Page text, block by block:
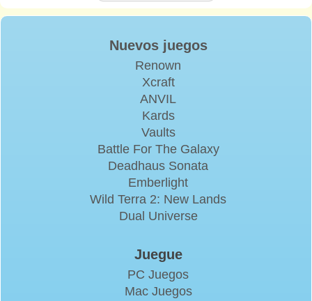
Nuevos juegos
Renown
Xcraft
ANVIL
Kards
Vaults
Battle For The Galaxy
Deadhaus Sonata
Emberlight
Wild Terra 2: New Lands
Dual Universe
Juegue
PC Juegos
Mac Juegos